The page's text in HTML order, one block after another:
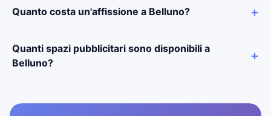
Quanto costa un'affissione a Belluno?
Quanti spazi pubblicitari sono disponibili a
Belluno?